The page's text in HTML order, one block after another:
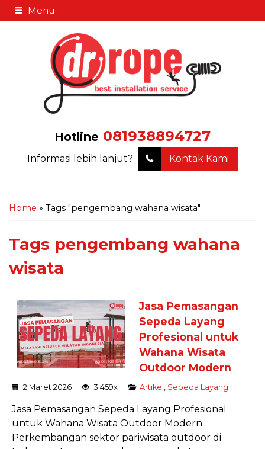
Menu
Hotline 081938894727
Informasi lebih lanjut? Kontak Kami
Home » Tags "pengembang wahana wisata"
Tags pengembang wahana
wisata
Jasa Pemasangan
Sepeda Layang
Profesional untuk
Wahana Wisata
Outdoor Modern
2 Maret 2026 3.459x Artikel Sepeda Layang
Jasa Pemasangan Sepeda Layang Profesional
untuk Wahana Wisata Outdoor Modern
Perkembangan sektor pariwisata outdoor di